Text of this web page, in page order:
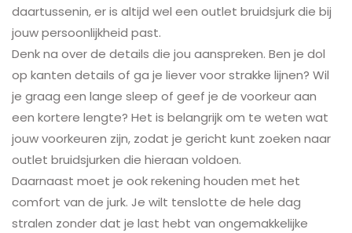
daartussenin, er is altijd wel een outlet bruidsjurk die bij
jouw persoonlijkheid past.
Denk na over de details die jou aanspreken. Ben je dol
op kanten details of ga je liever voor strakke lijnen? Wil
je graag een lange sleep of geef je de voorkeur aan
een kortere lengte? Het is belangrijk om te weten wat
jouw voorkeuren zijn, zodat je gericht kunt zoeken naar
outlet bruidsjurken die hieraan voldoen.
Daarnaast moet je ook rekening houden met het
comfort van de jurk. Je wilt tenslotte de hele dag
stralen zonder dat je last hebt van ongemakkelijke